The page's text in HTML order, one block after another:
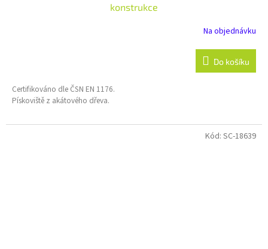
konstrukce
Na objednávku
Do košíku
Certifikováno dle ČSN EN 1176.
Pískoviště z akátového dřeva.
Kód: SC-18639